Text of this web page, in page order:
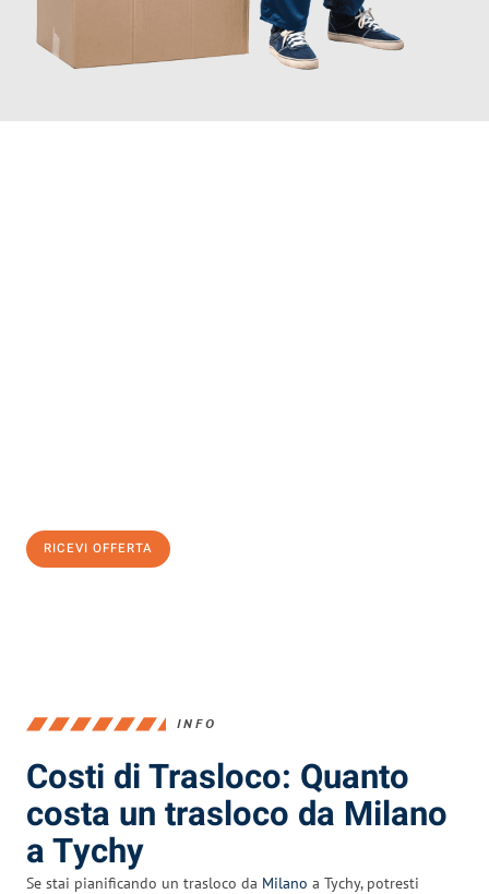
RICEVI OFFERTA
INFO
Costi di Trasloco: Quanto
costa un trasloco da Milano
a Tychy
Se stai pianificando un trasloco da Milano a Tychy, potresti